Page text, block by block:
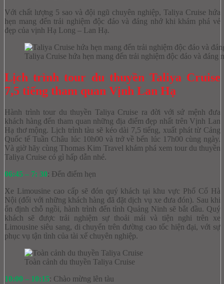
Với chất lượng 5 sao và đội ngũ chuyên nghiệp, Taliya Cruise hứa
hẹn mang đến trải nghiệm độc đáo và đáng nhớ khi khám phá vẻ
đẹp của vịnh Hạ Long – Lan Hạ.
Taliya Cruise hứa hẹn mang đến trải nghiệm độc đáo và
Lịch trình tour du thuyền Taliya Cruise
7,5 tiếng tham quan Vịnh Lan Hạ
Hành trình tour du thuyền Taliya Cruise ra đời với sứ mệnh đưa
khách hàng đến tham quan những địa điểm đẹp nhất trên Vịnh Lan
Hạ thơ mộng. Lịch trình tàu sẽ kéo dài 7,5 tiếng, xuất phát từ Cảng
Quốc tế Tuần Châu lúc 10h00 và trở về bến lúc 17h00 cùng ngày.
Và giờ hãy cùng Thomas Kim Travel khám phá xem tour du thuyền
Taliya Cruise có gì hấp dẫn nhé.
06:45 – 7: 30: Đến điểm hẹn
Xe Limousine cao cấp sẽ đón quý khách tại khu vực Phố Cổ Hà
Nội (đối với những khách hàng đã đặt dịch vụ xe đưa đón). Sau khi
ổn định chỗ ngồi, hành trình đến tỉnh Quảng Ninh sẽ bắt đầu. Quý
khách sẽ được trải nghiệm sự thoải mái và tiện nghi trên xe
Limousine siêu sang, di chuyển trên đường cao tốc hiện đại, với sự
phục vụ tận tình của tài xế chuyên nghiệp.
Toàn cảnh du thuyền Taliya Cruise
10:00 – 10:15: Chào mừng lên tàu